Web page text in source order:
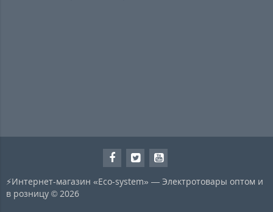
⚡Интернет-магазин «Eco-system» — Электротовары оптом и
в розницу © 2026